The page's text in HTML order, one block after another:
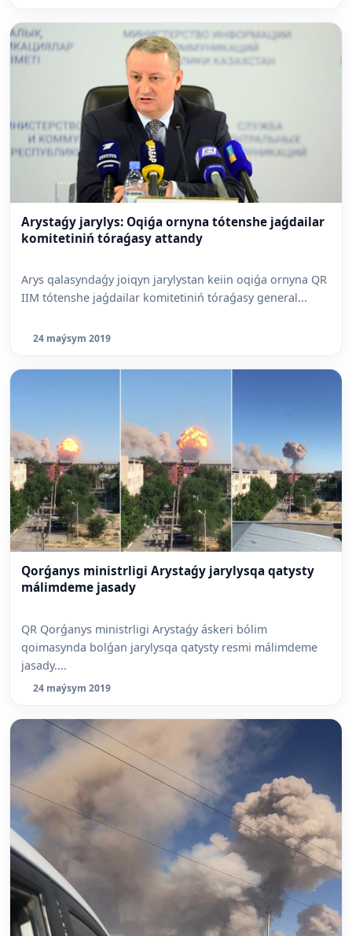
Arystaǵy jarylys: Oqiǵa ornyna tótenshe jaǵdailar
komitetiniń tóraǵasy attandy
Arys qalasyndaǵy joiqyn jarylystan keiin oqiǵa ornyna QR
IIM tótenshe jaǵdailar komitetiniń tóraǵasy general...
24 maýsym 2019
Qorǵanys ministrligi Arystaǵy jarylysqa qatysty
málimdeme jasady
QR Qorǵanys ministrligi Arystaǵy áskeri bólim
qoimasynda bolǵan jarylysqa qatysty resmi málimdeme
jasady....
24 maýsym 2019